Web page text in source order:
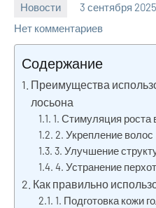
Новости 3 сентября 2025
Нет комментариев
Содержание
Преимущества
лосьона
1. Стимуляция роста
2. Укрепление волос
3. Улучшение
4. Устранение
Как правильно
1. Подготовка кожи